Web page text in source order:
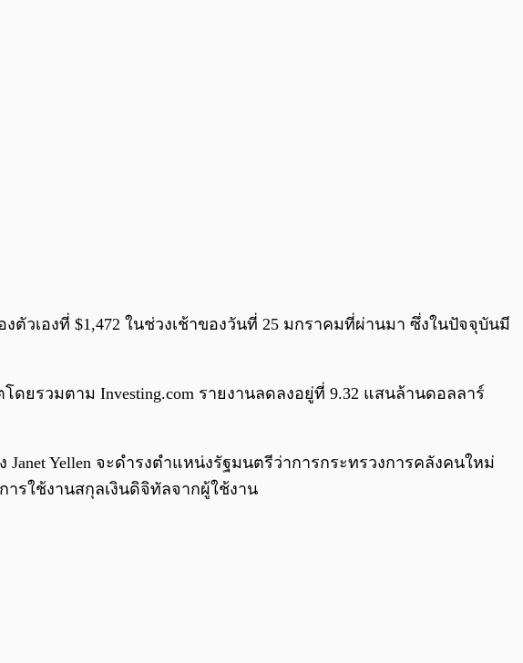
0:00/0:00
วเองที่ $1,472 ในช่วงเช้าของวันที่ 25 มกราคมที่ผ่านมา ซึ่งในปัจจุบันมี
ยรวมตาม Investing.com รายงานลดลงอยู่ที่ 9.32 แสนล้านดอลลาร์
Yellen จะดำรงตำแหน่งรัฐมนตรีว่าการกระทรวงการคลังคนใหม่
ารใช้งานสกุลเงินดิจิทัลจากผู้ใช้งาน